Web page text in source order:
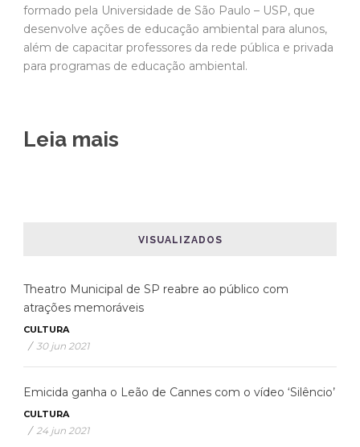
formado pela Universidade de São Paulo – USP, que
desenvolve ações de educação ambiental para alunos,
além de capacitar professores da rede pública e privada
para programas de educação ambiental.
Leia mais
VISUALIZADOS
Theatro Municipal de SP reabre ao público com
atrações memoráveis
CULTURA
/ 30 jun 2021
Emicida ganha o Leão de Cannes com o vídeo ‘Silêncio’
CULTURA
/ 24 jun 2021